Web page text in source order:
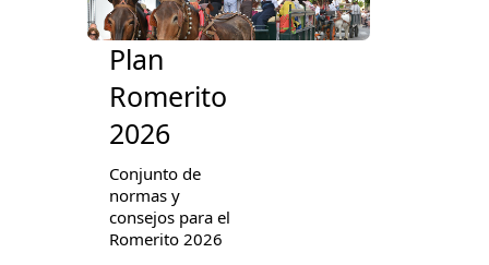
Plan
Romerito
2026
Conjunto de
normas y
consejos para el
Romerito 2026